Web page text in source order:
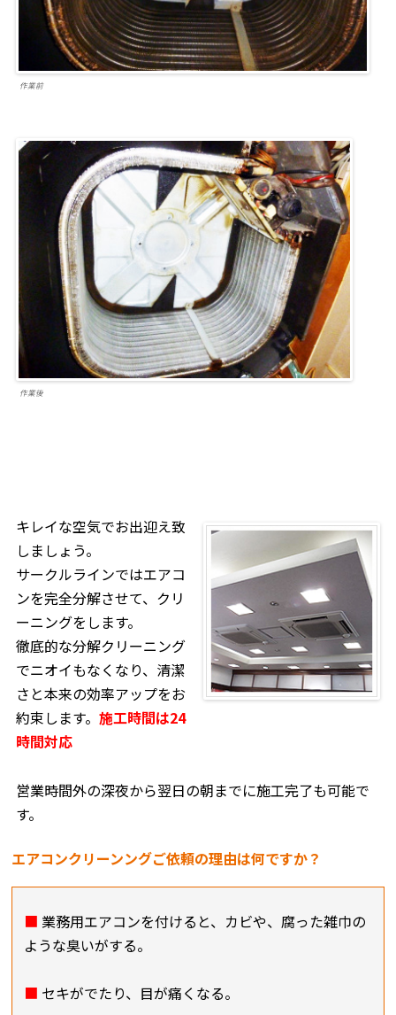
作業前
作業後
キレイな空気でお出迎え致
しましょう。
サークルラインではエアコ
ンを完全分解させて、クリ
ーニングをします。
徹底的な分解クリーニング
でニオイもなくなり、清潔
さと本来の効率アップをお
約束します。施工時間は24
時間対応
営業時間外の深夜から翌日の朝までに施工完了も可能で
す。
エアコンクリーンングご依頼の理由は何ですか？
■ 業務用エアコンを付けると、カビや、腐った雑巾の
ような臭いがする。
■ セキがでたり、目が痛くなる。